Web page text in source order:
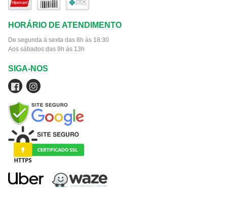
HORÁRIO DE ATENDIMENTO
De segunda à sexta das 8h às 18:30
Aos sábados das 9h às 13h
SIGA-NOS